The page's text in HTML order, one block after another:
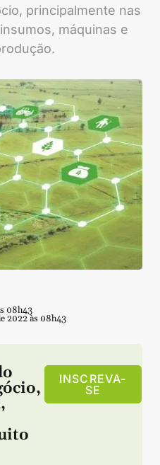
principalmente nas
máquinas e
08h43
2022 às 08h43
,
,
INSCREVA-
SE